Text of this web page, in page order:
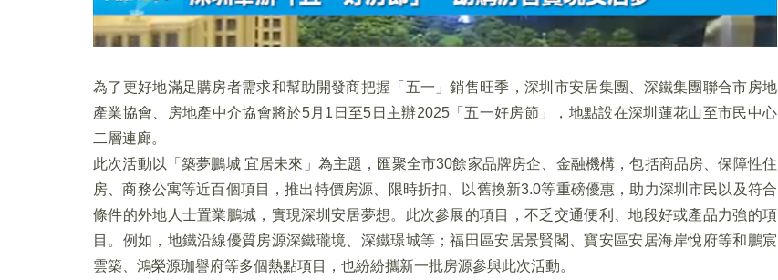
為了更好地滿足購房者需求和幫助開發商把握「五一」銷售旺季，深圳市安居集團、深鐵集團聯合市房地
產業協會、房地產中介協會將於5月1日至5日主辦2025「五一好房節」，地點設在深圳蓮花山至市民中心
二層連廊。
此次活動以「築夢鵬城 宜居未來」為主題，匯聚全市30餘家品牌房企、金融機構，包括商品房、保障性住
房、商務公寓等近百個項目，推出特價房源、限時折扣、以舊換新3.0等重磅優惠，助力深圳市民以及符合
條件的外地人士置業鵬城，實現深圳安居夢想。此次參展的項目，不乏交通便利、地段好或產品力強的項
目。例如，地鐵沿線優質房源深鐵瓏境、深鐵璟城等；福田區安居景賢閣、寶安區安居海岸悅府等和鵬宸
雲築、鴻榮源珈譽府等多個熱點項目，也紛紛攜新一批房源參與此次活動。